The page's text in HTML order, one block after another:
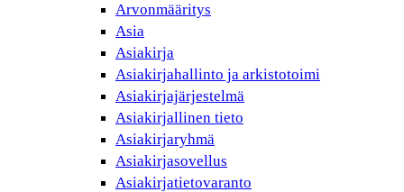
Arvonmääritys
Asia
Asiakirja
Asiakirjahallinto ja arkistotoimi
Asiakirjajärjestelmä
Asiakirjallinen tieto
Asiakirjaryhmä
Asiakirjasovellus
Asiakirjatietovaranto